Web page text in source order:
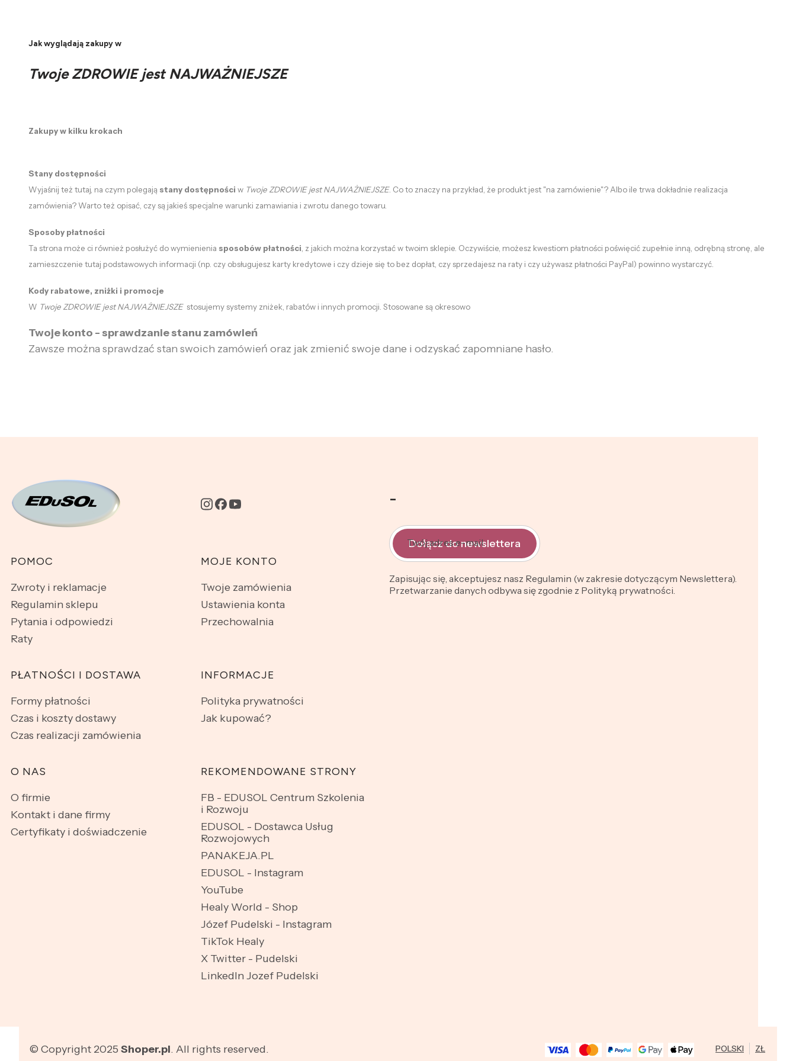
Jak wyglądają zakupy w
Twoje ZDROWIE jest NAJWAŻNIEJSZE
Zakupy w kilku krokach
Stany dostępności
Wyjaśnij też tutaj, na czym polegają stany dostępności w Twoje ZDROWIE jest NAJWAŻNIEJSZE. Co to znaczy na przykład, że produkt jest "na zamówienie"? Albo ile trwa dokładnie realizacja
zamówienia? Warto też opisać, czy są jakieś specjalne warunki zamawiania i zwrotu danego towaru.
Sposoby płatności
Ta strona może ci również posłużyć do wymienienia sposobów płatności, z jakich można korzystać w twoim sklepie. Oczywiście, możesz kwestiom płatności poświęcić zupełnie inną, odrębną stronę, ale
zamieszczenie tutaj podstawowych informacji (np. czy obsługujesz karty kredytowe i czy dzieje się to bez dopłat, czy sprzedajesz na raty i czy używasz płatności PayPal) powinno wystarczyć.
Kody rabatowe, zniżki i promocje
W Twoje ZDROWIE jest NAJWAŻNIEJSZEstosujemy systemy zniżek, rabatów i innych promocji. Stosowane są okresowo
Twoje konto - sprawdzanie stanu zamówień
Zawsze można sprawdzać stan swoich zamówień oraz jak zmienić swoje dane i odzyskać zapomniane hasło.
Linki w stopce
POMOC
Zwroty i reklamacje
Regulamin sklepu
Pytania i odpowiedzi
Raty
MOJE KONTO
Twoje zamówienia
Ustawienia konta
Przechowalnia
PŁATNOŚCI I DOSTAWA
Formy płatności
Czas i koszty dostawy
Czas realizacji zamówienia
INFORMACJE
Polityka prywatności
Jak kupować?
O NAS
O firmie
Kontakt i dane firmy
Certyfikaty i doświadczenie
REKOMENDOWANE STRONY
FB - EDUSOL Centrum Szkolenia
i Rozwoju
EDUSOL - Dostawca Usług
Rozwojowych
PANAKEJA.PL
EDUSOL - Instagram
YouTube
Healy World - Shop
Józef Pudelski - Instagram
TikTok Healy
X Twitter - Pudelski
LinkedIn Jozef Pudelski
-
Twój adres e-mail
Dołącz do newslettera
Zapisując się, akceptujesz nasz Regulamin (w zakresie dotyczącym Newslettera).
Przetwarzanie danych odbywa się zgodnie z Polityką prywatności.
© Copyright 2025 Shoper.pl. All rights reserved. POLSKI ZŁ